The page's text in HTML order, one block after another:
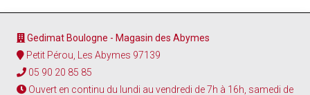
Gedimat Boulogne - Magasin des Abymes
Petit Pérou, Les Abymes 97139
05 90 20 85 85
Ouvert en continu du lundi au vendredi de 7h à 16h, samedi de